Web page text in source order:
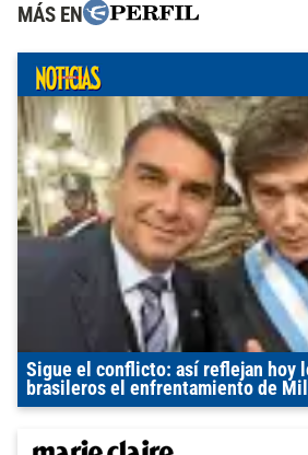
MÁS EN
Sigue el conflicto: así reflejan hoy
brasileros el enfrentamiento de